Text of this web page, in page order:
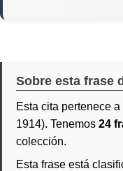
Sobre esta frase
Esta cita pertenece a
1914). Tenemos 24
colección.
Esta frase está